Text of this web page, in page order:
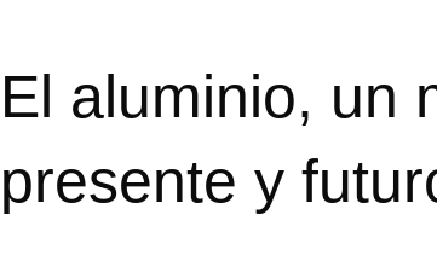
El aluminio, un
presente y